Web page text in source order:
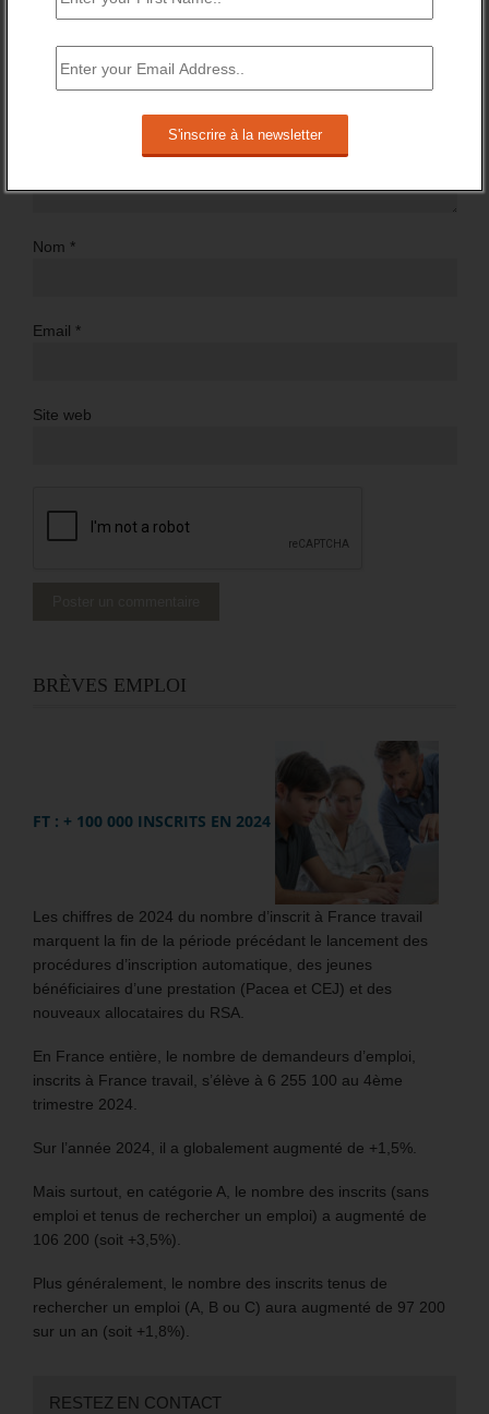
Nom *
Email *
Site web
BRÈVES EMPLOI
FT : + 100 000 INSCRITS EN 2024
Les chiffres de 2024 du nombre d’inscrit à France travail
marquent la fin de la période précédant le lancement des
procédures d’inscription automatique, des jeunes
bénéficiaires d’une prestation (Pacea et CEJ) et des
nouveaux allocataires du RSA.
En France entière, le nombre de demandeurs d’emploi,
inscrits à France travail, s’élève à 6 255 100 au 4ème
trimestre 2024.
Sur l’année 2024, il a globalement augmenté de +1,5%.
Mais surtout, en catégorie A, le nombre des inscrits (sans
emploi et tenus de rechercher un emploi) a augmenté de
106 200 (soit +3,5%).
Plus généralement, le nombre des inscrits tenus de
rechercher un emploi (A, B ou C) aura augmenté de 97 200
sur un an (soit +1,8%).
RESTEZ EN CONTACT